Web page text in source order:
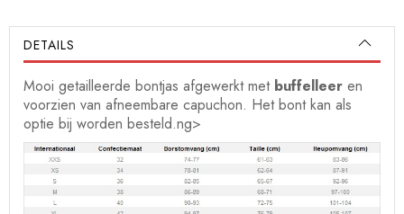
DETAILS
Mooi getailleerde bontjas afgewerkt met buffelleer en
voorzien van afneembare capuchon. Het bont kan als
optie bij worden besteld.ng>